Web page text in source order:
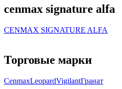
cenmax signature alfa
CENMAX SIGNATURE ALFA
Торговые марки
CenmaxLeopardVigilantГранат